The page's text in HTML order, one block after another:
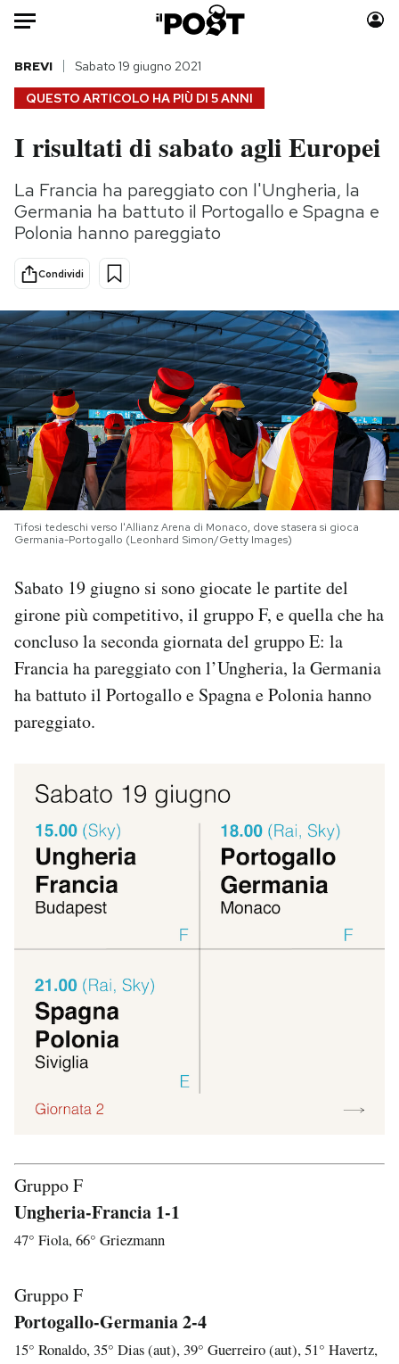
HOME
Italia
Politica
Tecnologia
Scienza
Economia
Sport
Moda
Consumismi
Storie/Idee
Altrecose
Mondiali calcio 2026
PODCAST
NEWSLETTER
SHOP
CALENDARIO
AREA PERSONALE
Newsletter
Regala il Post
Hai bisogno di aiuto?
Esci
QUESTO ARTICOLO HA PIÙ DI 5 ANNI
BREVI Sabato 19 giugno 2021
I risultati di sabato agli Europei
La Francia ha pareggiato con l'Ungheria, la
Germania ha battuto il Portogallo e Spagna e
Polonia hanno pareggiato
Condividi
Tifosi tedeschi verso l'Allianz Arena di Monaco, dove stasera si gioca
Germania-Portogallo (Leonhard Simon/Getty Images)
Sabato 19 giugno si sono giocate le partite del
girone più competitivo, il gruppo F, e quella che ha
concluso la seconda giornata del gruppo E: la
Francia ha pareggiato con l’Ungheria, la Germania
ha battuto il Portogallo e Spagna e Polonia hanno
pareggiato.
Gruppo F
Ungheria-Francia 1-1
47° Fiola, 66° Griezmann
Gruppo F
Portogallo-Germania 2-4
15° Ronaldo, 35° Dias (aut), 39° Guerreiro (aut), 51° Havertz,